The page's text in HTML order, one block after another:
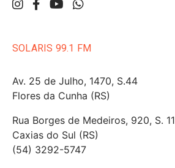
SOLARIS 99.1 FM
Av. 25 de Julho, 1470, S.44
Flores da Cunha (RS)
Rua Borges de Medeiros, 920, S. 11
Caxias do Sul (RS)
(54) 3292-5747